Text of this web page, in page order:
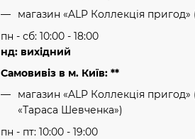
магазин «ALP Коллекція
пн - сб: 10:00 - 18:00
нд: вихідний
Самовивіз в м. Київ: **
магазин «ALP Коллекція пригод»
«Тараса Шевченка»)
пн - пт: 10:00 - 19:00